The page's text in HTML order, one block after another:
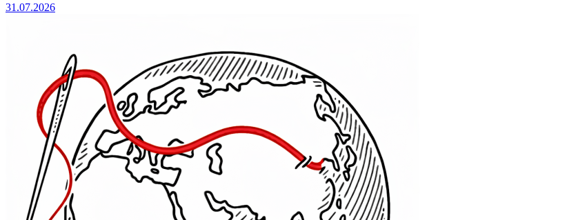
31.07.2026